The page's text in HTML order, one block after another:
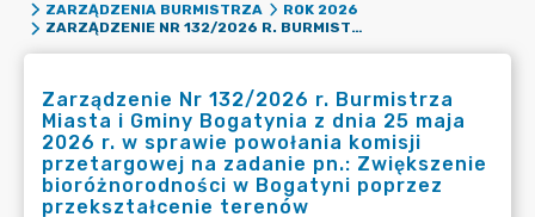
ZARZĄDZENIA BURMISTRZA
ROK 2026
ZARZĄDZENIE NR 132/2026 R. BURMISTRZA MIASTA I GMINY BOGATYNIA Z DNIA 25 MAJA 2026 R. W SPRAWIE POWOŁANIA KOMISJI PRZETARGOWEJ NA ZADANIE PN.: ZWIĘKSZENIE BIORÓŻNORODNOŚCI W BOGATYNI POPRZEZ PRZEKSZTAŁCENIE TERENÓW NIEUŻYTKOWANYCH W OSTOJE PRZYRODY – ŁĄKI KWIETNE I SCHRONIENIA DLA ZWIERZĄT
Zarządzenie Nr 132/2026 r. Burmistrza
Miasta i Gminy Bogatynia z dnia 25 maja
2026 r. w sprawie powołania komisji
przetargowej na zadanie pn.: Zwiększenie
bioróżnorodności w Bogatyni poprzez
przekształcenie terenów